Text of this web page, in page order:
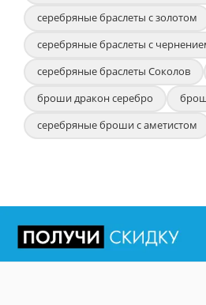
серебряные браслеты с золотом
серебряные браслеты с
серебряные браслеты Соколов
броши дракон серебро
серебряные броши с аметистом